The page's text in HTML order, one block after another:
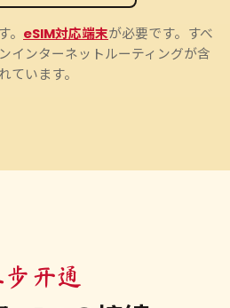
eSIM対応端末が必要です。すべ
インターネットルーティングが含
ています。
步开通